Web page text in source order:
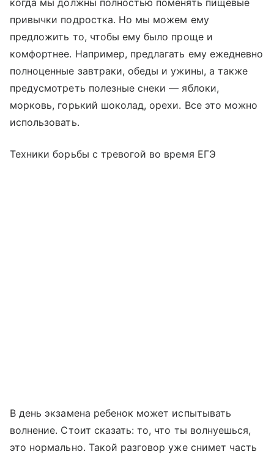
когда мы должны полностью поменять пищевые
привычки подростка. Но мы можем ему
предложить то, чтобы ему было проще и
комфортнее. Например, предлагать ему ежедневно
полноценные завтраки, обеды и ужины, а также
предусмотреть полезные снеки — яблоки,
морковь, горький шоколад, орехи. Все это можно
использовать.
Техники борьбы с тревогой во время ЕГЭ
В день экзамена ребенок может испытывать
волнение. Стоит сказать: то, что ты волнуешься,
это нормально. Такой разговор уже снимет часть